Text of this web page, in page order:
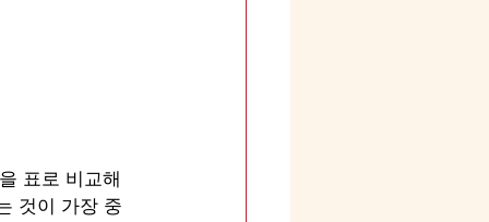
표로 비교해
것이 가장 중